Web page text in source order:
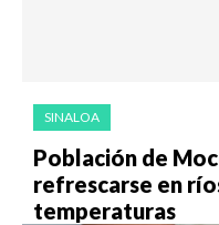
SINALOA
Población de
refrescarse en
temperaturas